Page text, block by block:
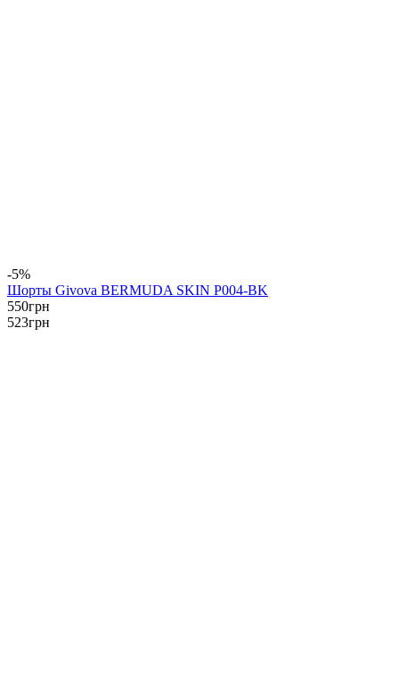
-5%
Шорты Givova BERMUDA SKIN P004-BK
550грн
523грн